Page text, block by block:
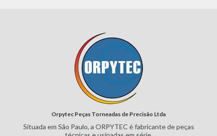
Orpytec Peças Torneadas de Precisão Ltda
Situada em São Paulo, a ORPYTEC é fabricante de peças